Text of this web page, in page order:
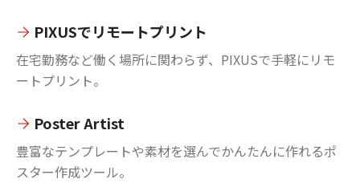
PIXUSでリモートプリント
在宅勤務など働く場所に関わらず、PIXUSで手軽にリモ
ートプリント。
Poster Artist
豊富なテンプレートや素材を選んでかんたんに作れるポ
スター作成ツール。